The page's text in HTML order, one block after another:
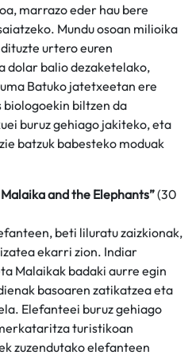
marrazo eder hau bere
Mundu osoan milioika
urtero euren
dolar balio dezaketelako,
Batuko jatetxeetan ere
biologoekin biltzen da
buruz gehiago jakiteko, eta
batzuk babesteko moduak
and the Elephants”(30
beti liluratu zaizkionak,
ekarri zion. Indiar
Malaikak badaki aurre egin
basoaren zatikatzea eta
Elefanteei buruz gehiago
turistikoan
zuzendutako elefanteen